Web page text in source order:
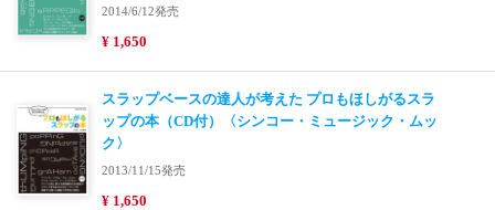
2014/6/12発売
¥ 1,650
スラップベースの達人が考えた プロもほしがるスラ
ップの本（CD付）〈シンコー・ミュージック・ムッ
ク〉
2013/11/15発売
¥ 1,650